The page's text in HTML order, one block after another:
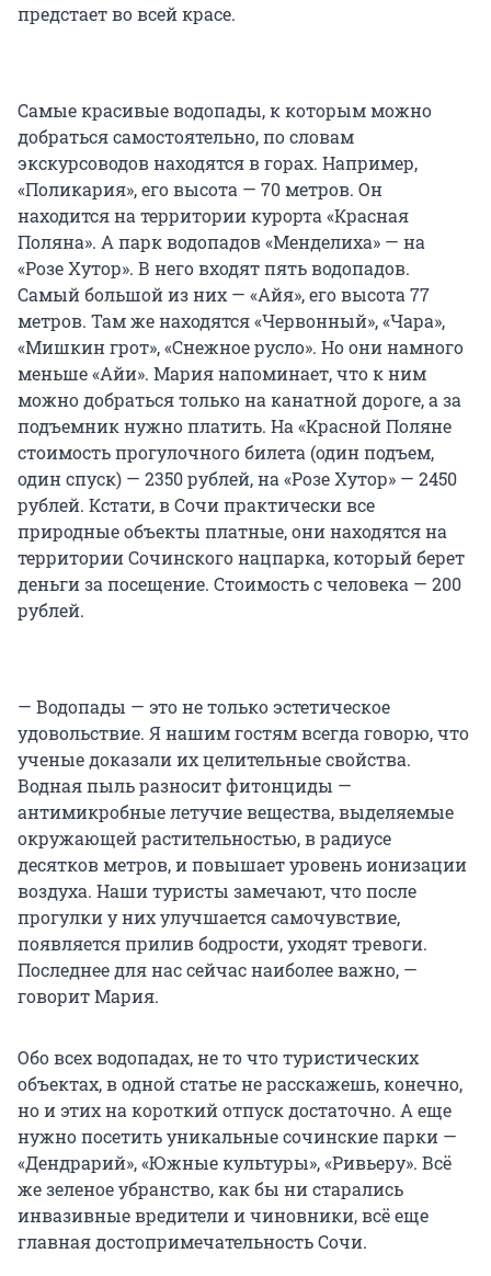
предстает во всей красе.
Самые красивые водопады, к которым можно
добраться самостоятельно, по словам
экскурсоводов находятся в горах. Например,
«Поликария», его высота — 70 метров. Он
находится на территории курорта «Красная
Поляна». А парк водопадов «Менделиха» — на
«Розе Хутор». В него входят пять водопадов.
Самый большой из них — «Айя», его высота 77
метров. Там же находятся «Червонный», «Чара»,
«Мишкин грот», «Снежное русло». Но они намного
меньше «Айи». Мария напоминает, что к ним
можно добраться только на канатной дороге, а за
подъемник нужно платить. На «Красной Поляне
стоимость прогулочного билета (один подъем,
один спуск) — 2350 рублей, на «Розе Хутор» — 2450
рублей. Кстати, в Сочи практически все
природные объекты платные, они находятся на
территории Сочинского нацпарка, который берет
деньги за посещение. Стоимость с человека — 200
рублей.
— Водопады — это не только эстетическое
удовольствие. Я нашим гостям всегда говорю, что
ученые доказали их целительные свойства.
Водная пыль разносит фитонциды —
антимикробные летучие вещества, выделяемые
окружающей растительностью, в радиусе
десятков метров, и повышает уровень ионизации
воздуха. Наши туристы замечают, что после
прогулки у них улучшается самочувствие,
появляется прилив бодрости, уходят тревоги.
Последнее для нас сейчас наиболее важно, —
говорит Мария.
Обо всех водопадах, не то что туристических
объектах, в одной статье не расскажешь, конечно,
но и этих на короткий отпуск достаточно. А еще
нужно посетить уникальные сочинские парки —
«Дендрарий», «Южные культуры», «Ривьеру». Всё
же зеленое убранство, как бы ни старались
инвазивные вредители и чиновники, всё еще
главная достопримечательность Сочи.